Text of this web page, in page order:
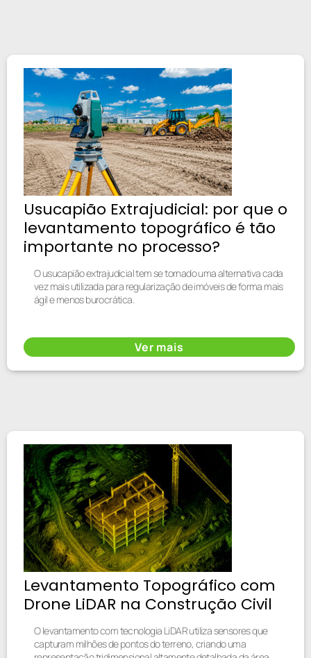
Usucapião Extrajudicial: por que o
levantamento topográfico é tão
importante no processo?
O usucapião extrajudicial tem se tornado uma alternativa cada
vez mais utilizada para regularização de imóveis de forma mais
ágil e menos burocrática.
Ver mais
Levantamento Topográfico com
Drone LiDAR na Construção Civil
O levantamento com tecnologia LiDAR utiliza sensores que
capturam milhões de pontos do terreno, criando uma